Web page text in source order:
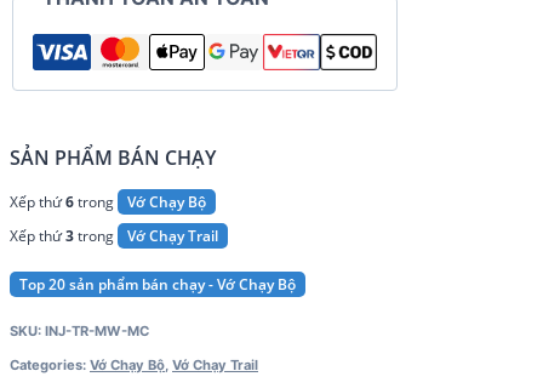
quantity
SẢN PHẨM BÁN CHẠY
Xếp thứ6trong
Vớ Chạy Bộ
Xếp thứ3trong Vớ Chạy Trail
Top 20 sản phẩm bán chạy - Vớ Chạy Bộ
SKU: INJ-TR-MW-MC
Categories: Vớ Chạy Bộ, Vớ Chạy Trail